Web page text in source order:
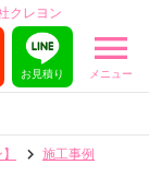
クレヨン
メニュー
お見積り
施工事例